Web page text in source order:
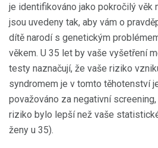
je identifikováno jako pokročilý věk
jsou uvedeny tak, aby vám o
dítě narodí s genetickým
věkem. U 35 let by vaše vyšetření
testy naznačují, že vaše riziko
syndromem je v tomto těhotenství
považováno za negativní
riziko bylo lepší než vaše
ženy u 35).